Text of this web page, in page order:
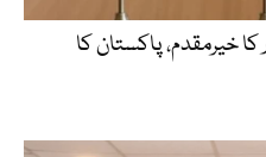
خیرمقدم، پاکستان کا